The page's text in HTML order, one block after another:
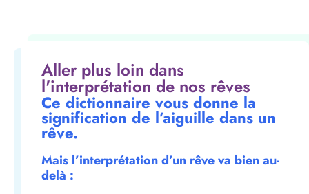
Aller plus loin dans
l'interprétation de nos rêves
Ce dictionnaire vous donne la
signification de l’aiguille dans un
rêve.
Mais l’interprétation d’un rêve va bien au-
delà :